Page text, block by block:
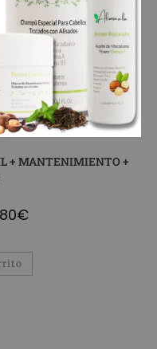
+ MANTENIMIENTO +
€